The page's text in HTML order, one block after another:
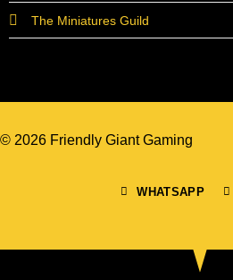
The Miniatures Guild
© 2026 Friendly Giant Gaming
WHATSAPP